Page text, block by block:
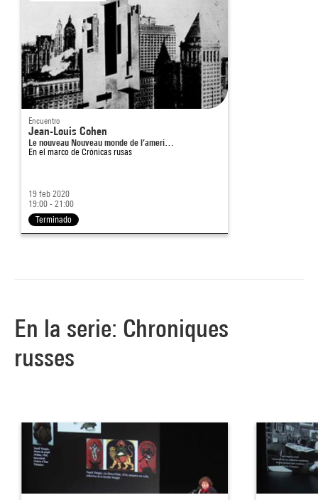
Encuentro
Jean-Louis Cohen
Le nouveau Nouveau monde de l’ameri…
En el marco de Crónicas rusas
19 feb 2020
19:00 - 21:00
Terminado
En la serie: Chroniques
russes